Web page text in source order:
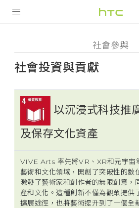
社
參
與
VIVE
智能手機
VIVERSE
支援服務
登入
社會參與
社會投資與貢獻
以沉浸式科技推
及保存文化資產
VIVE Arts 率先將VR、XR和元宇宙
藝術和文化領域，開創了突破性的數
激發了藝術家和創作者的無限創意，
產和文化。這種創新不僅為觀眾提供
擴展途徑，也將藝術提升到了一個全